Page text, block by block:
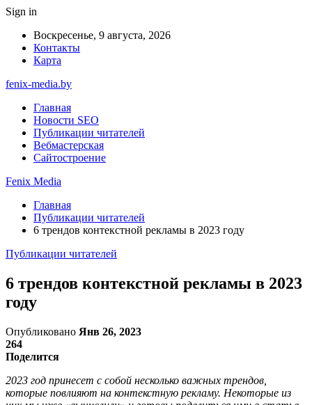
Sign in
Воскресенье, 9 августа, 2026
Контакты
Карта
fenix-media.by
Главная
Новости SEO
Публикации читателей
Вебмастерская
Сайтостроение
Fenix Media
Главная
Публикации читателей
6 трендов контекстной рекламы в 2023 году
Публикации читателей
6 трендов контекстной рекламы в 2023
году
Опубликовано Янв 26, 2023
264
Поделится
2023 год принесет с собой несколько важных трендов,
которые повлияют на контекстную рекламу. Некоторые из